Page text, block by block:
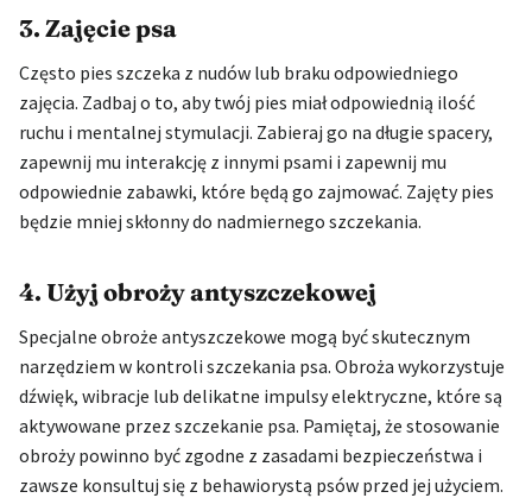
3. Zajęcie psa
Często pies szczeka z nudów lub braku odpowiedniego
zajęcia. Zadbaj o to, aby twój pies miał odpowiednią ilość
ruchu i mentalnej stymulacji. Zabieraj go na długie spacery,
zapewnij mu interakcję z innymi psami i zapewnij mu
odpowiednie zabawki, które będą go zajmować. Zajęty pies
będzie mniej skłonny do nadmiernego szczekania.
4. Użyj obroży antyszczekowej
Specjalne obroże antyszczekowe mogą być skutecznym
narzędziem w kontroli szczekania psa. Obroża wykorzystuje
dźwięk, wibracje lub delikatne impulsy elektryczne, które są
aktywowane przez szczekanie psa. Pamiętaj, że stosowanie
obroży powinno być zgodne z zasadami bezpieczeństwa i
zawsze konsultuj się z behawiorystą psów przed jej użyciem.